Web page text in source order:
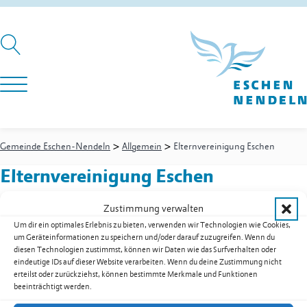
Zustimmung verwalten
Um dir ein optimales Erlebnis zu bieten, verwenden wir Technologien wie Cookies,
um Geräteinformationen zu speichern und/oder darauf zuzugreifen. Wenn du
diesen Technologien zustimmst, können wir Daten wie das Surfverhalten oder
eindeutige IDs auf dieser Website verarbeiten. Wenn du deine Zustimmung nicht
erteilst oder zurückziehst, können bestimmte Merkmale und Funktionen
beeinträchtigt werden.
Gemeinde Eschen-Nendeln > Allgemein > Elternvereinigung Eschen
Elternvereinigung Eschen
Walchabündt 14
9492Eschen
E-Mailgstoehl.martina@gmx.ch
Webwww.ev-eschen.li
Somma-Gstöhl